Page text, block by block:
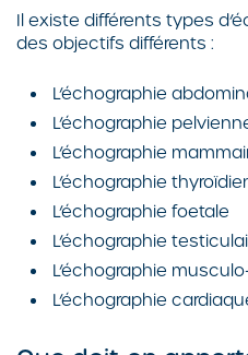
Il existe différents types
des objectifs différents :
L’échographie
L’échographie
L’échographie
L’échographie
L’échographie foetale
L’échographie
L’échographie
L’échographie